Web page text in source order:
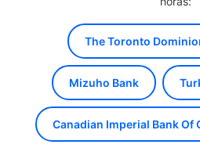
The Toronto
Mizuho Bank
Canadian Imperial Bank Of